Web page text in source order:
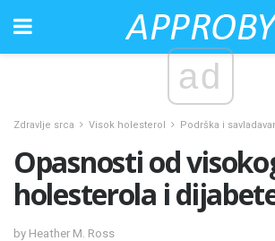
ad
Zdravlje srca Visok holesterol Podrška i
Opasnosti od
holesterola i
by Heather M. Ross